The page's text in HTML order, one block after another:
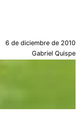
6 de diciembre de 2010
Gabriel Quispe